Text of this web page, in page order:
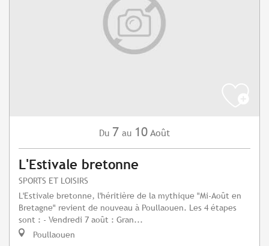
Du 7 au 10 Août
L'Estivale bretonne
SPORTS ET LOISIRS
L'Estivale bretonne, l'héritière de la mythique "Mi-Août en
Bretagne" revient de nouveau à Poullaouen. Les 4 étapes
sont : - Vendredi 7 août : Gran...
Poullaouen